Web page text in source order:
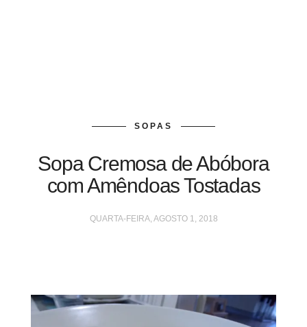
SOPAS
Sopa Cremosa de Abóbora
com Amêndoas Tostadas
QUARTA-FEIRA, AGOSTO 1, 2018